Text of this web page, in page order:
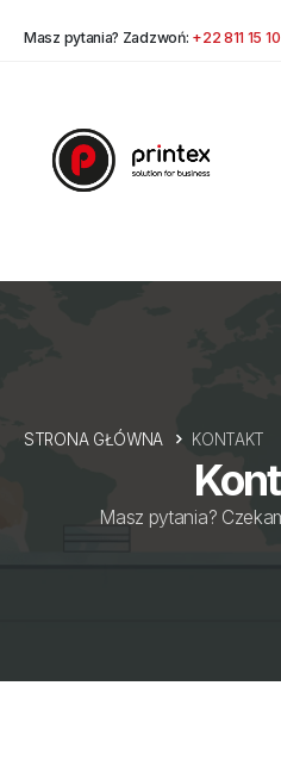
Masz pytania? Zadzwoń: +22 811 15 10
Masz pytania?
STRONA GŁÓWNA KONTAKT